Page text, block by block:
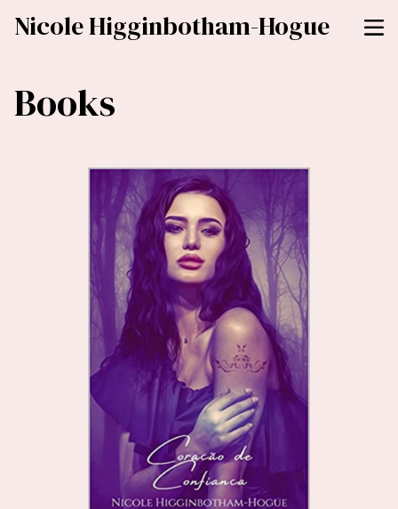
Nicole Higginbotham-Hogue
Books